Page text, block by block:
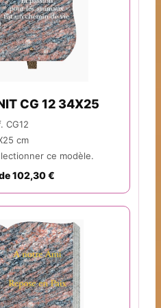
CG 12 34X25
CG12
cm
ce modèle.
102,30 €